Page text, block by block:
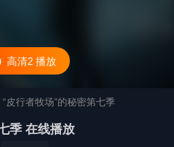
高清2 播放
“皮行者牧场”的秘密第七季
季 在线播放